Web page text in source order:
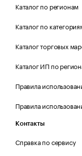
Каталог по регионам
Каталог по
Каталог торговых
Каталог ИП по
Правила
Правила
Контакты
Справка по сервису